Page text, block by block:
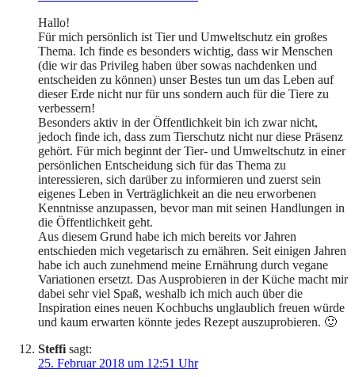
Hallo!
Für mich persönlich ist Tier und Umweltschutz ein großes
Thema. Ich finde es besonders wichtig, dass wir Menschen
(die wir das Privileg haben über sowas nachdenken und
entscheiden zu können) unser Bestes tun um das Leben auf
dieser Erde nicht nur für uns sondern auch für die Tiere zu
verbessern!
Besonders aktiv in der Öffentlichkeit bin ich zwar nicht,
jedoch finde ich, dass zum Tierschutz nicht nur diese Präsenz
gehört. Für mich beginnt der Tier- und Umweltschutz in einer
persönlichen Entscheidung sich für das Thema zu
interessieren, sich darüber zu informieren und zuerst sein
eigenes Leben in Verträglichkeit an die neu erworbenen
Kenntnisse anzupassen, bevor man mit seinen Handlungen in
die Öffentlichkeit geht.
Aus diesem Grund habe ich mich bereits vor Jahren
entschieden mich vegetarisch zu ernähren. Seit einigen Jahren
habe ich auch zunehmend meine Ernährung durch vegane
Variationen ersetzt. Das Ausprobieren in der Küche macht mir
dabei sehr viel Spaß, weshalb ich mich auch über die
Inspiration eines neuen Kochbuchs unglaublich freuen würde
und kaum erwarten könnte jedes Rezept auszuprobieren. 🙂
Steffi sagt:
25. Februar 2018 um 12:51 Uhr